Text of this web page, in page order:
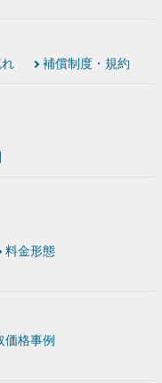
補償制度・規約
料金形態
価格事例